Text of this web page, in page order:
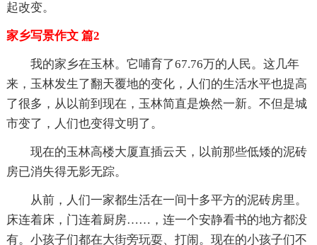
起改变。
家乡写景作文 篇2
我的家乡在玉林。它哺育了67.76万的人民。这几年
来，玉林发生了翻天覆地的变化，人们的生活水平也提高
了很多，从以前到现在，玉林简直是焕然一新。不但是城
市变了，人们也变得文明了。
现在的玉林高楼大厦直插云天，以前那些低矮的泥砖
房已消失得无影无踪。
从前，人们一家都生活在一间十多平方的泥砖房里。
床连着床，门连着厨房……，连一个安静看书的地方都没
有。小孩子们都在大街旁玩耍、打闹。现在的小孩子们不